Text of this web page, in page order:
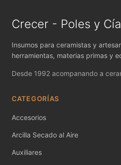
MAYCO JUNGLE GEMS
MAYCO MAGIC
MAYCO NON FIRED
MAYCO NON FIRED
MAYCO POTTERY
MAYCO RAKU GLAZES
Crecer - Poles y Cía
Insumos para ceramistas y
herramientas, materias primas y
Desde 1992 acompanando a
CATEGORÍAS
Accesorios
Arcilla Secado al Aire
Auxiliares